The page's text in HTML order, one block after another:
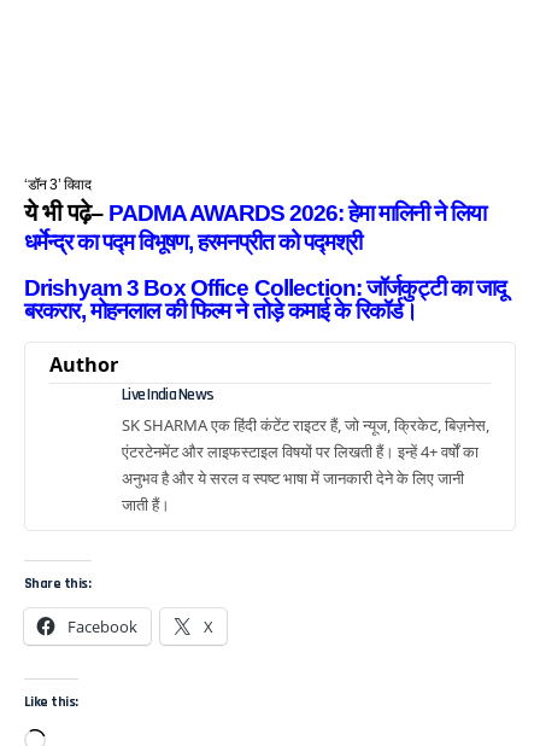
‘डॉन 3’ विवाद
ये भी पढ़े– PADMA AWARDS 2026: हेमा मालिनी ने लिया
धर्मेन्द्र का पद्म विभूषण, हरमनप्रीत को पद्मश्री
Drishyam 3 Box Office Collection: जॉर्जकुट्टी का जादू
बरकरार, मोहनलाल की फिल्म ने तोड़े कमाई के रिकॉर्ड।
Author
Live India News
SK SHARMA एक हिंदी कंटेंट राइटर हैं, जो न्यूज, क्रिकेट, बिज़नेस,
एंटरटेनमेंट और लाइफस्टाइल विषयों पर लिखती हैं। इन्हें 4+ वर्षों का
अनुभव है और ये सरल व स्पष्ट भाषा में जानकारी देने के लिए जानी
जाती हैं।
Share this:
Facebook X
Like this: